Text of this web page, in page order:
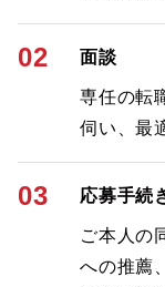
02 面談
専任の転
伺い、最
03 応募手続
ご本人の
への推薦